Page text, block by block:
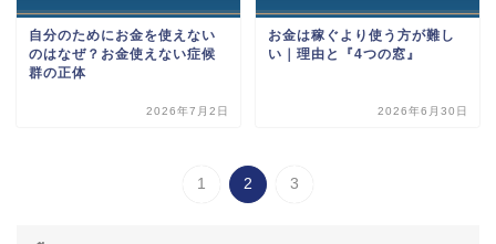
自分のためにお金を使えない
のはなぜ？お金使えない症候
群の正体
2026年7月2日
お金は稼ぐより使う方が難し
い｜理由と『4つの窓』
2026年6月30日
1 2 3